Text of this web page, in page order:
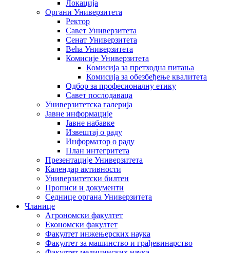
Локација
Органи Универзитета
Ректор
Савет Универзитета
Сенат Универзитета
Већа Универзитета
Комисије Универзитета
Комисија за претходна питања
Комисија за обезбеђење квалитета
Одбор за професионалну етику
Савет послодаваца
Универзитетска галерија
Јавне информације
Јавне набавке
Извештај о раду
Информатор о раду
План интегритета
Презентације Универзитета
Календар активности
Универзитетски билтен
Прописи и документи
Седнице органа Универзитета
Чланице
Агрономски факултет
Економски факултет
Факултет инжењерских наука
Факултет за машинство и грађевинарство